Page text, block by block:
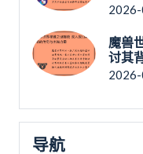
魔兽
讨其
导航